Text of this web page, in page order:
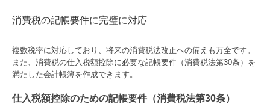
消費税の記帳要件に完璧に対応
複数税率に対応しており、将来の消費税法改正への備えも万全です。
また、消費税の仕入税額控除に必要な記帳要件（消費税法第30条）を
満たした会計帳簿を作成できます。
仕入税額控除のための記帳要件（消費税法第30条）